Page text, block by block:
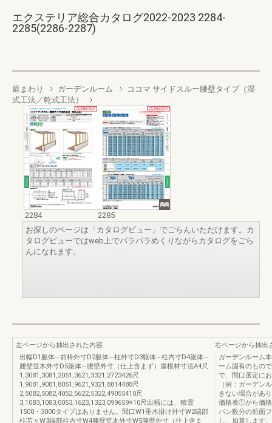
エクステリア総合カタログ2022-2023 2284-
2285(2286-2287)
庭まわり ガーデンルーム
ココマ サイドスルー腰壁タイプ（湿
式工法／乾式工法）
2284
2285
お探しのページは「カタログビュー」でごらんいただけます。カ
タログビューではweb上でパラパラめくりながらカタログをごら
んになれます。
左ページから抽出された内容
出幅D1躯体∼前枠外寸D2躯体∼柱外寸D3躯体∼柱内寸D4躯体∼
腰壁笠木外寸D5躯体∼腰壁外寸（仕上含まず）屋根材寸法A4尺
1,3081,3081,2051,3621,3321,2723426尺
1,9081,9081,8051,9621,9321,8814488尺
2,5082,5082,4052,5622,5322,49055410尺
3,1083,1083,0053,1623,1323,099659※10尺出幅には、積雪
1500・3000タイプはありません。間口W1垂木掛け外寸W2端部
柱芯々W3端部柱内寸W4腰壁笠木外寸W5腰壁外寸（仕上含ま
右ページから抽出
ガーデンルーム
ーム固有のもの
で、間口選定に
（例：ガーデン
きない場合があ
価格表①から価
パン数分の前面
し、加算します